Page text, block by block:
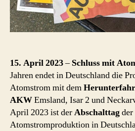
15. April 2023–Schluss mit
Jahren endet in Deutschland die
Atomstrom mit dem
AKWEmsland, Isar 2 und
April 2023 ist derAbschalttagder
Atomstromproduktion in